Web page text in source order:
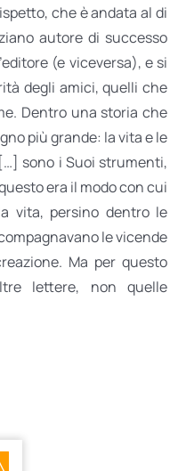
che è andata al di
autore di successo
(e viceversa), e si
degli amici, quelli che
Dentro una storia che
più grande: la vita e le
sono i Suoi strumenti,
era il modo con cui
vita, persino dentro le
le vicende
Ma per questo
lettere, non quelle